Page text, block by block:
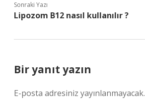
Sonraki Yazı
Lipozom B12 nasıl kullanılır ?
Bir yanıt yazın
E-posta adresiniz yayınlanmayacak.